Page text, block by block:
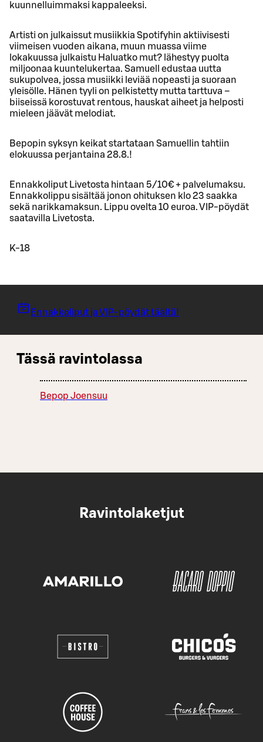
kuunnelluimmaksi kappaleeksi.
Artisti on julkaissut musiikkia Spotifyhin aktiivisesti
viimeisen vuoden aikana, muun muassa viime
lokakuussa julkaistu Haluatko mut? lähestyy puolta
miljoonaa kuuntelukertaa. Samuell edustaa uutta
sukupolvea, jossa musiikki leviää nopeasti ja suoraan
yleisölle. Hänen tyyli on pelkistetty mutta tarttuva –
biiseissä korostuvat rentous, hauskat aiheet ja helposti
mieleen jäävät melodiat.
Bepopin syksyn keikat startataan Samuellin tahtiin
elokuussa perjantaina 28.8.!
Ennakkoliput Livetosta hintaan 5/10€ + palvelumaksu.
Ennakkolippu sisältää jonon ohituksen klo 23 saakka
sekä narikkamaksun. Lippu ovelta 10 euroa. VIP-pöydät
saatavilla Livetosta.
K-18
Ennakkoliput ja VIP-pöydät täältä!
Tässä ravintolassa
Bepop Joensuu
Ravintolaketjut